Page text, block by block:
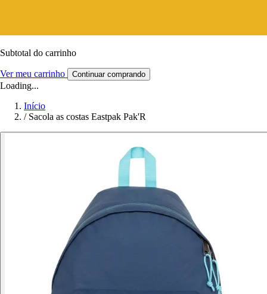
Subtotal do carrinho
Ver meu carrinho Continuar comprando
Loading...
Início
/ Sacola as costas Eastpak Pak'R